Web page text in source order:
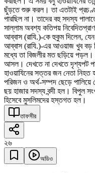
ছুঁড়তে শুরু করল। তা এতটাই প্রচণ্ড
পারছিল না। তাদের বহু সদস্য
সাল্লাম অবশ্য কতিপয়
আব্বাস (রাযি.)-কে হুকুম দিলেন,
আব্বাস (রাযি.)-এর আওয়াজ খুব বড়
মধ্যে তা বিজলীর মত ছড়িয়ে পড়ল।
আসল। দেখতে না দেখতে দৃশ্যপট
হাওয়াযিনের সত্তর জন নেতা
পরিজন ও অর্থ-সম্পদ ছেড়ে পালিয়ে
ছয় হাজার সদস্য বন্দী হল। বিপুল
হিসেবে মুসলিমদের হস্তগত হল।
তাফসীর
২৬
অডিও